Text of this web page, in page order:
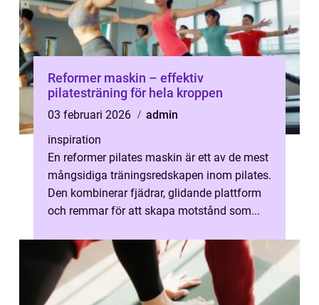
Reformer maskin – effektiv
pilatesträning för hela kroppen
03 februari 2026
admin
inspiration
En reformer pilates maskin är ett av de mest
mångsidiga träningsredskapen inom pilates.
Den kombinerar fjädrar, glidande plattform
och remmar för att skapa motstånd som...